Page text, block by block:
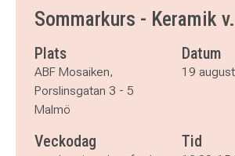
fredag 21 augusti 2026
klockan
söndag 6 september 2026klockan
Sommarkurs - Keramik
Plats
ABF Mosaiken,
Porslinsgatan 3 - 5
Malmö
Datum
19
Veckodag Tid